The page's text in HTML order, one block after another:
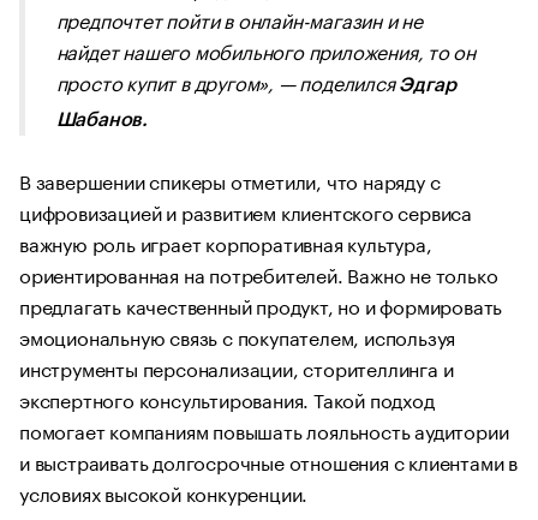
предпочтет пойти в онлайн-магазин и не
найдет нашего мобильного приложения, то он
просто купит в другом», — поделилсяЭдгар
Шабанов.
В завершении спикеры отметили, что наряду с
цифровизацией и развитием клиентского сервиса
важную роль играет корпоративная культура,
ориентированная на потребителей. Важно не только
предлагать качественный продукт, но и формировать
эмоциональную связь с покупателем, используя
инструменты персонализации, сторителлинга и
экспертного консультирования. Такой подход
помогает компаниям повышать лояльность аудитории
и выстраивать долгосрочные отношения с клиентами в
условиях высокой конкуренции.